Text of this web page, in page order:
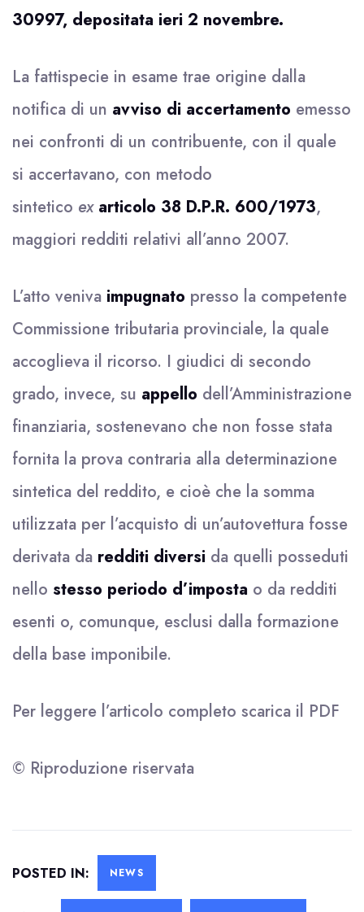
30997, depositata ieri 2 novembre.
La fattispecie in esame trae origine dalla
notifica di un avviso di accertamento emesso
nei confronti di un contribuente, con il quale
si accertavano, con metodo
sintetico ex articolo 38 D.P.R. 600/1973,
maggiori redditi relativi all’anno 2007.
L’atto veniva impugnato presso la competente
Commissione tributaria provinciale, la quale
accoglieva il ricorso. I giudici di secondo
grado, invece, su appello dell’Amministrazione
finanziaria, sostenevano che non fosse stata
fornita la prova contraria alla determinazione
sintetica del reddito, e cioè che la somma
utilizzata per l’acquisto di un’autovettura fosse
derivata da redditi diversi da quelli posseduti
nello stesso periodo d’imposta o da redditi
esenti o, comunque, esclusi dalla formazione
della base imponibile.
Per leggere l’articolo completo scarica il PDF
© Riproduzione riservata
POSTED IN: NEWS